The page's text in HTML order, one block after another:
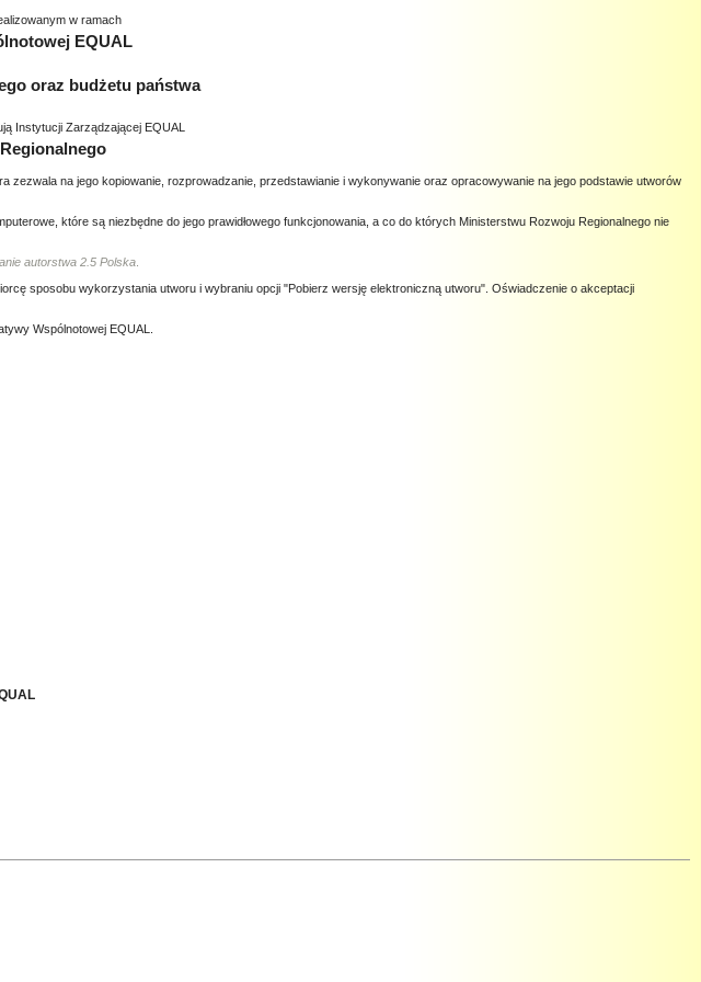
w ramach
EQUAL
oraz budżetu państwa
Instytucji Zarządzającej EQUAL
zezwala na jego kopiowanie, rozprowadzanie, przedstawianie i wykonywanie oraz opracowywanie na jego podstawie utworów
które są niezbędne do jego prawidłowego funkcjonowania, a co do których Ministerstwu Rozwoju Regionalnego nie
autorstwa 2.5 Polska
sposobu wykorzystania utworu i wybraniu opcji "Pobierz wersję elektroniczną utworu". Oświadczenie o akceptacji
Wspólnotowej EQUAL.